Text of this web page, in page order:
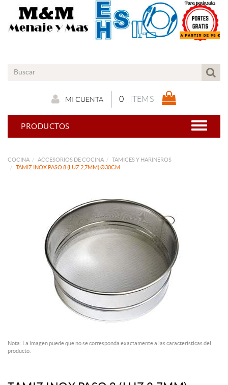
0 ITEMS
MI CUENTA
PRODUCTOS
COCINA ACCESORIOS DE COCINA
TAMICES Y HARINEROS
TAMIZ INOX PASO 8 (LUZ 2,7MM) Ø30CM
Nota: La imagen puede que no se corresponda exactamente a las características del
producto.